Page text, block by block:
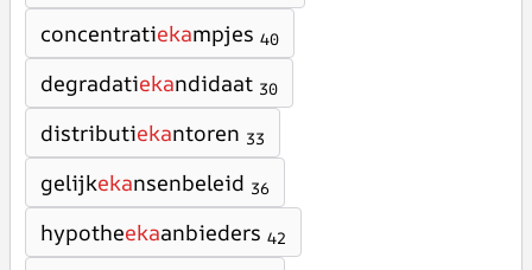
concentratiekampjes 40
degradatiekandidaat 30
distributiekantoren 33
gelijkekansenbeleid 36
hypotheekaanbieders 42